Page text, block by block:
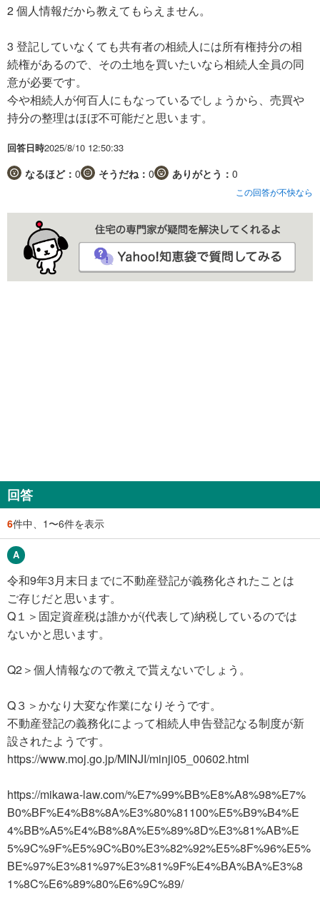
2 個人情報だから教えてもらえません。
3 登記していなくても共有者の相続人には所有権持分の相
続権があるので、その土地を買いたいなら相続人全員の同
意が必要です。
今や相続人が何百人にもなっているでしょうから、売買や
持分の整理はほぼ不可能だと思います。
回答日時2025/8/10 12:50:33
なるほど： 0 そうだね： 0 ありがとう： 0
この回答が不快なら
回答
6件中、1〜6件を表示
令和9年3月末日までに不動産登記が義務化されたことは
ご存じだと思います。
Q１＞固定資産税は誰かが(代表して)納税しているのでは
ないかと思います。
Q2＞個人情報なので教えで貰えないでしょう。
Q３＞かなり大変な作業になりそうです。
不動産登記の義務化によって相続人申告登記なる制度が新
設されたようです。
https://www.moj.go.jp/MINJI/minji05_00602.html
https://mikawa-law.com/%E7%99%BB%E8%A8%98%E7%
B0%BF%E4%B8%8A%E3%80%81100%E5%B9%B4%E
4%BB%A5%E4%B8%8A%E5%89%8D%E3%81%AB%E
5%9C%9F%E5%9C%B0%E3%82%92%E5%8F%96%E5%
BE%97%E3%81%97%E3%81%9F%E4%BA%BA%E3%8
1%8C%E6%89%80%E6%9C%89/